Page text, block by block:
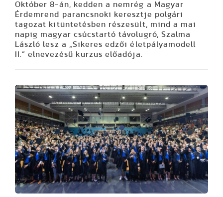
Október 8-án, kedden a nemrég a Magyar
Érdemrend parancsnoki keresztje polgári
tagozat kitüntetésben részesült, mind a mai
napig magyar csúcstartó távolugró, Szalma
László lesz a „Sikeres edzői életpályamodell
II.” elnevezésű kurzus előadója.